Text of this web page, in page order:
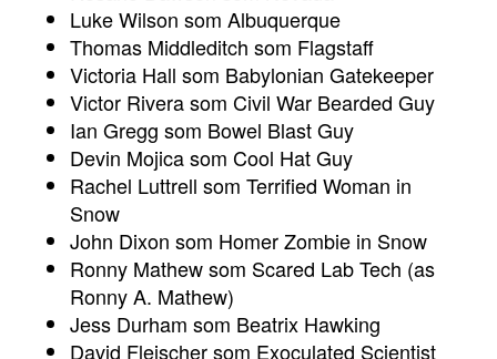
Luke Wilson som Albuquerque
Thomas Middleditch som Flagstaff
Victoria Hall som Babylonian Gatekeeper
Victor Rivera som Civil War Bearded Guy
Ian Gregg som Bowel Blast Guy
Devin Mojica som Cool Hat Guy
Rachel Luttrell som Terrified Woman in
Snow
John Dixon som Homer Zombie in Snow
Ronny Mathew som Scared Lab Tech (as
Ronny A. Mathew)
Jess Durham som Beatrix Hawking
David Fleischer som Exoculated Scientist